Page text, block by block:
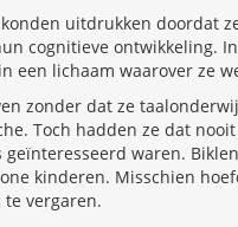
uitdrukken doordat
cognitieve ontwikkeling.
een lichaam waarover ze
zonder dat ze
Toch hadden ze dat
waren.
kinderen. Misschien
te vergaren.